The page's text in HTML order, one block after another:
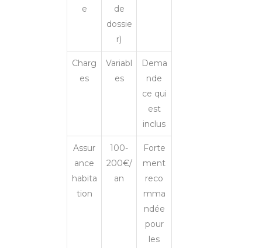
e
de
dossie
r)
Charg
es
Variabl
es
Dema
nde
ce qui
est
inclus
Assur
ance
habita
tion
100-
200€/
an
Forte
ment
reco
mma
ndée
pour
les